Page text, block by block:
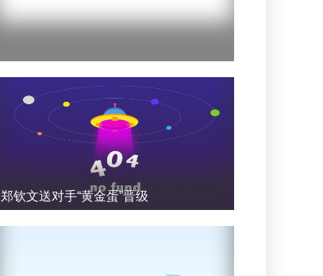
郑钦文送对手“黄金蛋”晋级